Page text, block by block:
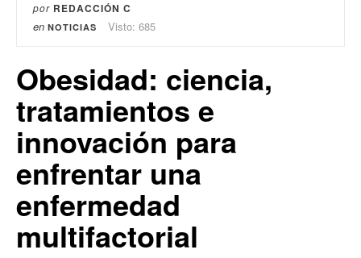
por REDACCIÓN C
en NOTICIAS Visto: 685
Obesidad: ciencia,
tratamientos e
innovación para
enfrentar una
enfermedad
multifactorial